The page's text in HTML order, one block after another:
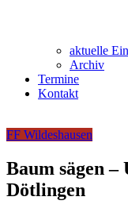
aktuelle
Archiv
Termine
Kontakt
FF Wildeshausen
Baum sägen
Dötlingen